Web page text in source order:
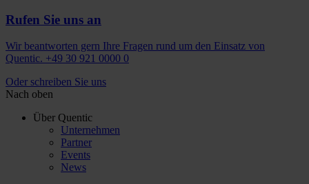
Rufen Sie uns an
Wir beantworten gern Ihre Fragen rund um den Einsatz von
Quentic. +49 30 921 0000 0
Oder schreiben Sie uns
Nach oben
Über Quentic
Unternehmen
Partner
Events
News